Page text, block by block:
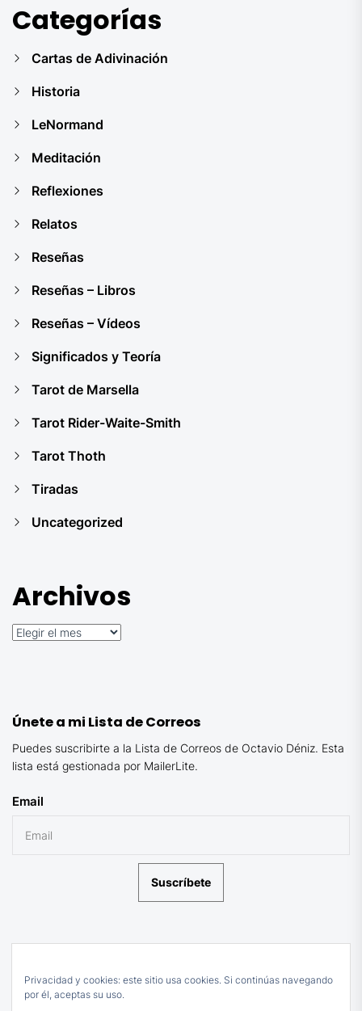
Categorías
Cartas de Adivinación
Historia
LeNormand
Meditación
Reflexiones
Relatos
Reseñas
Reseñas – Libros
Reseñas – Vídeos
Significados y Teoría
Tarot de Marsella
Tarot Rider-Waite-Smith
Tarot Thoth
Tiradas
Uncategorized
Archivos
Archivos
Únete a mi Lista de Correos
Puedes suscribirte a la Lista de Correos de Octavio Déniz. Esta
lista está gestionada por MailerLite.
Email
Suscríbete
Privacidad y cookies: este sitio usa cookies. Si continúas navegando
por él, aceptas su uso.